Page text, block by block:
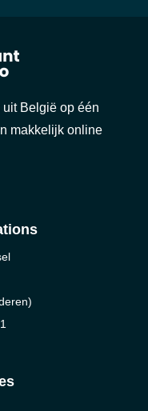
België op één
makkelijk online